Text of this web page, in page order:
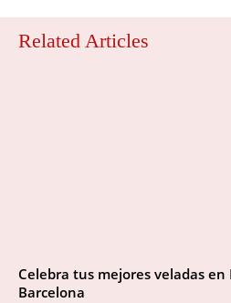
Related Articles
Celebra tus mejores veladas
Barcelona